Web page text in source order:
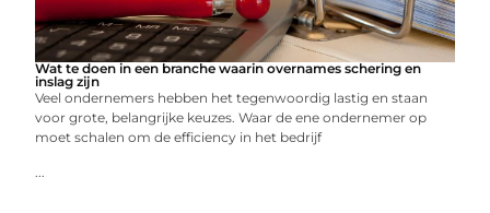
Wat te doen in een branche waarin overnames schering en
inslag zijn
Veel ondernemers hebben het tegenwoordig lastig en staan
voor grote, belangrijke keuzes. Waar de ene ondernemer op
moet schalen om de efficiency in het bedrijf
...